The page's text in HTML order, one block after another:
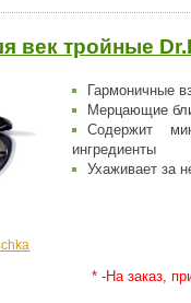
век тройные
Гармоничные
Мерцающие
Содержит
ингредиенты
Ухаживает за
* -На заказ,